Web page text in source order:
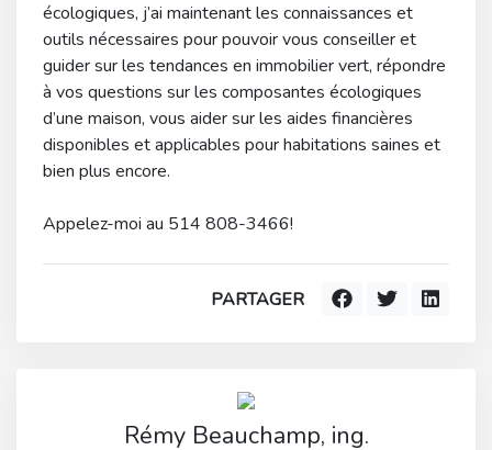
écologiques, j’ai maintenant les connaissances et
outils nécessaires pour pouvoir vous conseiller et
guider sur les tendances en immobilier vert, répondre
à vos questions sur les composantes écologiques
d’une maison, vous aider sur les aides financières
disponibles et applicables pour habitations saines et
bien plus encore.
Appelez-moi au 514 808-3466!
PARTAGER
Rémy Beauchamp, ing.